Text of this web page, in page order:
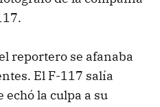
reportero se afanaba
El F-117 salía
echó la culpa a su